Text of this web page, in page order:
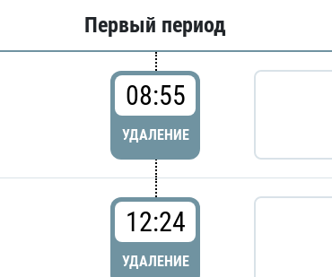
Первый период
08:55
УДАЛЕНИЕ
12:24
УДАЛЕНИЕ